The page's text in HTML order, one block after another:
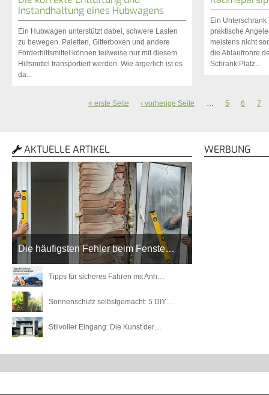
Instandhaltung eines Hubwagens
Ein Hubwagen unterstützt dabei, schwere Lasten
zu bewegen. Paletten, Gitterboxen und andere
Förderhilfsmittel können teilweise nur mit diesem
Hilfsmittel transportiert werden. Wie ärgerlich ist es
da...
Ein
praktische
meistens nicht
die Ablaufrohre
Schrank Platz...
« erste Seite ‹ vorherige Seite … 5 6 7
AKTUELLE ARTIKEL
Die häufigsten Fehler beim Fenste…
Tipps für sicheres Fahren mit Anh…
Sonnenschutz selbstgemacht: 5 DIY…
Stilvoller Eingang: Die Kunst der…
WERBUNG